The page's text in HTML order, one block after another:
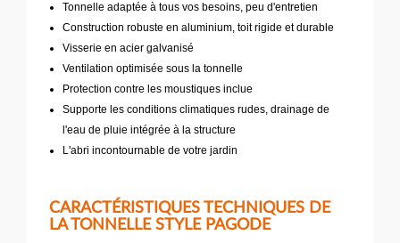
Tonnelle adaptée à tous vos besoins, peu d'entretien
Construction robuste en aluminium, toit rigide et durable
Visserie en acier galvanisé
Ventilation optimisée sous la tonnelle
Protection contre les moustiques inclue
Supporte les conditions climatiques rudes, drainage de
l'eau de pluie intégrée à la structure
L'abri incontournable de votre jardin
CARACTÉRISTIQUES TECHNIQUES DE
LA TONNELLE STYLE PAGODE